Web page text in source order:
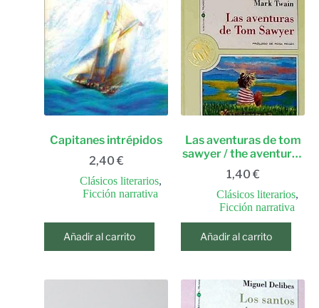
Capitanes intrépidos
2,40 €
Clásicos literarios,
Ficción narrativa
Añadir al carrito
Las aventuras de tom
sawyer / the aventures
of tom sawyer (spanish
edition)
1,40 €
Clásicos literarios,
Ficción narrativa
Añadir al carrito